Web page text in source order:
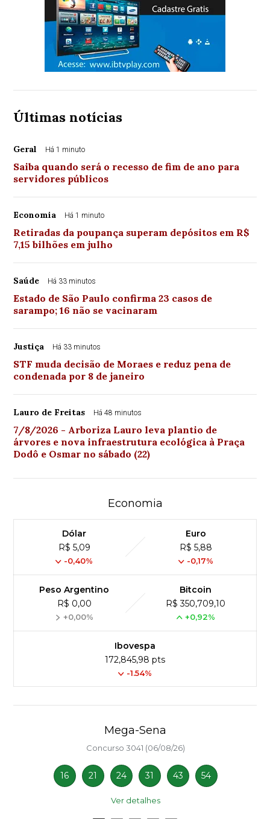
Últimas notícias
Geral Há 1 minuto
Saiba quando será o recesso de fim de ano para
servidores públicos
Economia Há 1 minuto
Retiradas da poupança superam depósitos em R$
7,15 bilhões em julho
Saúde Há 33 minutos
Estado de São Paulo confirma 23 casos de
sarampo; 16 não se vacinaram
Justiça Há 33 minutos
STF muda decisão de Moraes e reduz pena de
condenada por 8 de janeiro
Lauro de Freitas Há 48 minutos
7/8/2026 - Arboriza Lauro leva plantio de
árvores e nova infraestrutura ecológica à Praça
Dodô e Osmar no sábado (22)
Economia
Dólar
R$ 5,09
-0,40%
Euro
R$ 5,88
-0,17%
Peso Argentino
R$ 0,00
+0,00%
Bitcoin
R$ 350,709,10
+0,92%
Ibovespa
172,845,98 pts
-1.54%
Mega-Sena
Concurso 3041 (06/08/26)
16 21 24 31 43 54
Ver detalhes